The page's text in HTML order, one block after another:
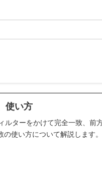
使い方
ルターをかけて完全一致、前
使い方について解説します